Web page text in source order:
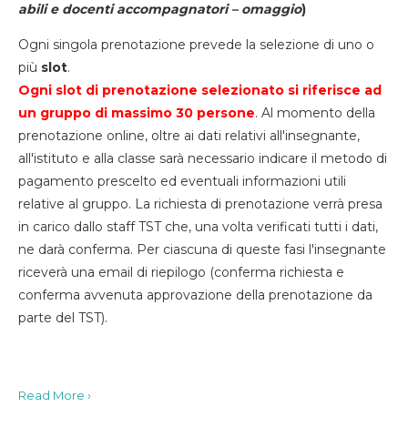
abili e docenti accompagnatori – omaggio)
Ogni singola prenotazione prevede la selezione di uno o
più slot.
Ogni slot di prenotazione selezionato si riferisce ad
un gruppo di massimo 30 persone. Al momento della
prenotazione online, oltre ai dati relativi all'insegnante,
all'istituto e alla classe sarà necessario indicare il metodo di
pagamento prescelto ed eventuali informazioni utili
relative al gruppo. La richiesta di prenotazione verrà presa
in carico dallo staff TST che, una volta verificati tutti i dati,
ne darà conferma. Per ciascuna di queste fasi l'insegnante
riceverà una email di riepilogo (conferma richiesta e
conferma avvenuta approvazione della prenotazione da
parte del TST).
Read More ›